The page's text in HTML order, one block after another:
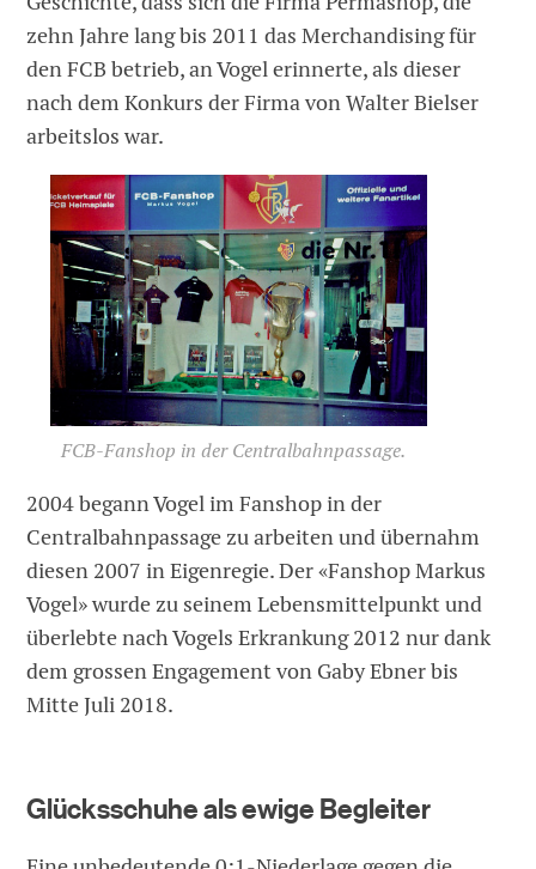
zehn Jahre lang bis 2011 das Merchandising für
den FCB betrieb, an Vogel erinnerte, als dieser
nach dem Konkurs der Firma von Walter Bielser
arbeitslos war.
FCB-Fanshop in der Centralbahnpassage.
2004 begann Vogel im Fanshop in der
Centralbahnpassage zu arbeiten und übernahm
diesen 2007 in Eigenregie. Der «Fanshop Markus
Vogel» wurde zu seinem Lebensmittelpunkt und
überlebte nach Vogels Erkrankung 2012 nur dank
dem grossen Engagement von Gaby Ebner bis
Mitte Juli 2018.
Glücksschuhe als ewige Begleiter